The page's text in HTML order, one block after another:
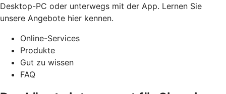
Desktop-PC oder unterwegs mit der App. Lernen Sie
unsere Angebote hier kennen.
Online-Services
Produkte
Gut zu wissen
FAQ